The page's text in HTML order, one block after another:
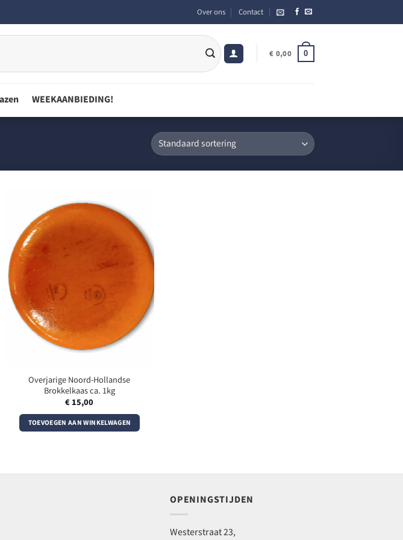
Over ons Contact
€ 0,00 0
WEEKAANBIEDING!
Overjarige Noord-Hollandse
Brokkelkaas ca. 1kg
€ 15,00
TOEVOEGEN AAN WINKELWAGEN
OPENINGSTIJDEN
Westerstraat 23,